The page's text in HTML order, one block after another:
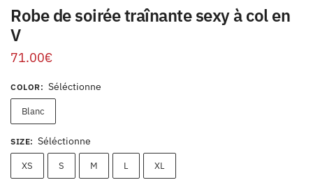
Robe de soirée traînante sexy à col en
V
71.00€
COLOR: Séléctionne
Blanc
SIZE: Séléctionne
XS S M L XL